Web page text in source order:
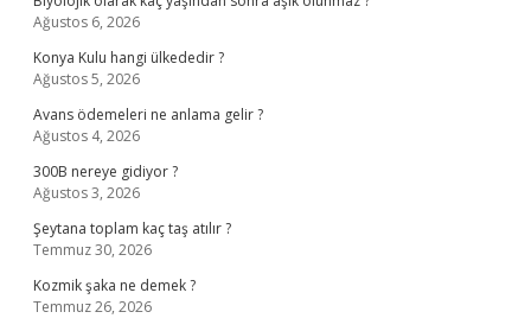
Ağustos 6, 2026
Konya Kulu hangi ülkededir ?
Ağustos 5, 2026
Avans ödemeleri ne anlama gelir ?
Ağustos 4, 2026
300B nereye gidiyor ?
Ağustos 3, 2026
Şeytana toplam kaç taş atılır ?
Temmuz 30, 2026
Kozmik şaka ne demek ?
Temmuz 26, 2026